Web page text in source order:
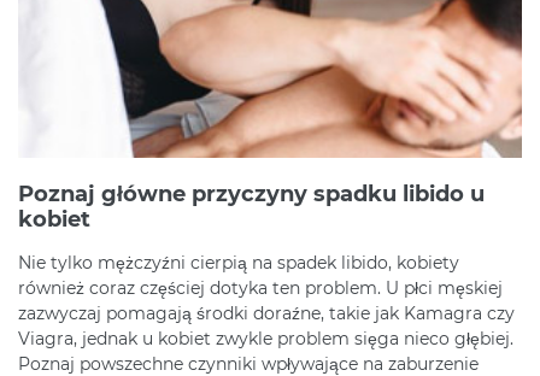
Poznaj główne przyczyny spadku libido u
kobiet
Nie tylko mężczyźni cierpią na spadek libido, kobiety
również coraz częściej dotyka ten problem. U płci męskiej
zazwyczaj pomagają środki doraźne, takie jak Kamagra czy
Viagra, jednak u kobiet zwykle problem sięga nieco głębiej.
Poznaj powszechne czynniki wpływające na zaburzenie